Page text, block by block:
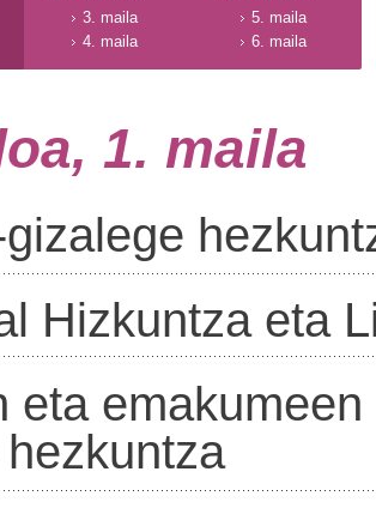
3. maila
4. maila
5. maila
6. maila
1. maila
Hizkuntza eta
eta